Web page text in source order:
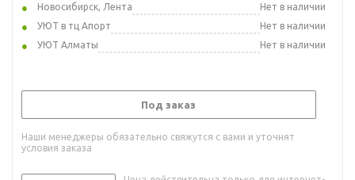
Новосибирск, Лента
Нет в наличии
УЮТ в тц Апорт
Нет в наличии
УЮТ Алматы
Нет в наличии
Под заказ
Наши менеджеры обязательно свяжутся с вами и уточнят
условия заказа